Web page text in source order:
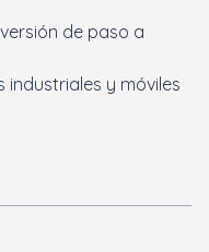
de paso a
y móviles